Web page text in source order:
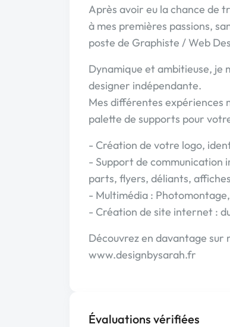
Après avoir eu la chance de
à mes premières passions,
poste de Graphiste / Web
Dynamique et ambitieuse, je
designer indépendante.
Mes différentes expériences
palette de supports pour
- Création de votre logo,
- Support de communication
parts, flyers, déliants,
- Multimédia :
- Création de site internet :
Découvrez en davantage sur
www.designbysarah.fr
Évaluations vérifiées